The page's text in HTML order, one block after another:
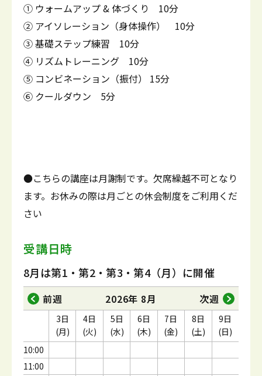
① ウォームアップ & 体づくり 10分
② アイソレーション（身体操作） 10分
③ 基礎ステップ練習 10分
④ リズムトレーニング 10分
⑤ コンビネーション（振付） 15分
⑥ クールダウン 5分
●こちらの講座は月謝制です。欠席繰越不可となり
ます。お休みの際は月ごとの休会制度をご利用くだ
さい
受講日時
8月は第1・第2・第3・第4（月）に開催
前週 2026年 8月 次週
10:00
11:00
3日
(月)
4日
(火)
5日
(水)
6日
(木)
7日
(金)
8日
(土)
9日
(日)